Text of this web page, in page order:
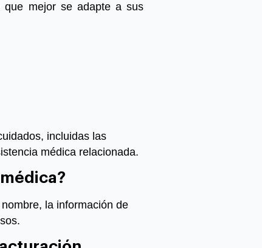
que mejor se adapte a sus
incluidas las
médica relacionada.
?
la información de